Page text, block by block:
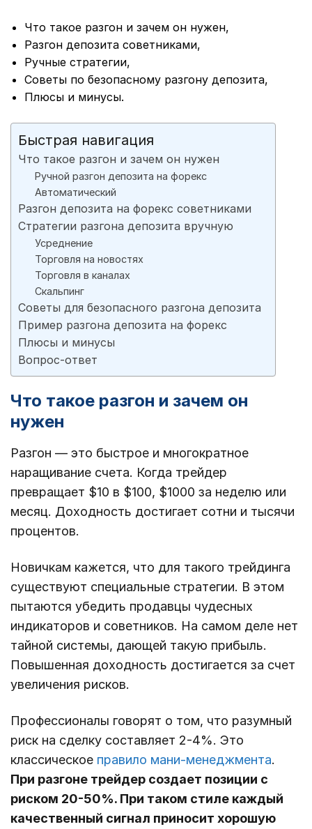
Что такое разгон и зачем он нужен,
Разгон депозита советниками,
Ручные стратегии,
Советы по безопасному разгону депозита,
Плюсы и минусы.
Быстрая навигация
Что такое разгон и зачем он нужен
Ручной разгон депозита на форекс
Автоматический
Разгон депозита на форекс советниками
Стратегии разгона депозита вручную
Усреднение
Торговля на новостях
Торговля в каналах
Скальпинг
Советы для безопасного разгона депозита
Пример разгона депозита на форекс
Плюсы и минусы
Вопрос-ответ
Что такое разгон и зачем он
нужен
Разгон — это быстрое и многократное
наращивание счета. Когда трейдер
превращает $10 в $100, $1000 за неделю или
месяц. Доходность достигает сотни и тысячи
процентов.
Новичкам кажется, что для такого трейдинга
существуют специальные стратегии. В этом
пытаются убедить продавцы чудесных
индикаторов и советников. На самом деле нет
тайной системы, дающей такую прибыль.
Повышенная доходность достигается за счет
увеличения рисков.
Профессионалы говорят о том, что разумный
риск на сделку составляет 2-4%. Это
классическое правило мани-менеджмента.
При разгоне трейдер создает позиции с
риском 20-50%. При таком стиле каждый
качественный сигнал приносит хорошую